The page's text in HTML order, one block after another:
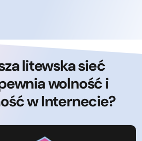
litewska sieć
wolność i
w Internecie?